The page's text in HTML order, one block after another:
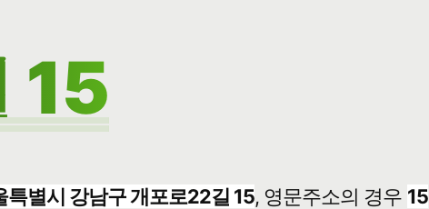
15
특별시 강남구 개포로22길 15, 영문주소의 경우 15